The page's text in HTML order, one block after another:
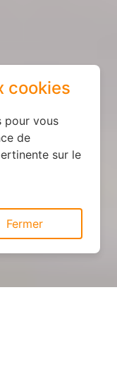
cookies
pour vous
de
sur le
Fermer